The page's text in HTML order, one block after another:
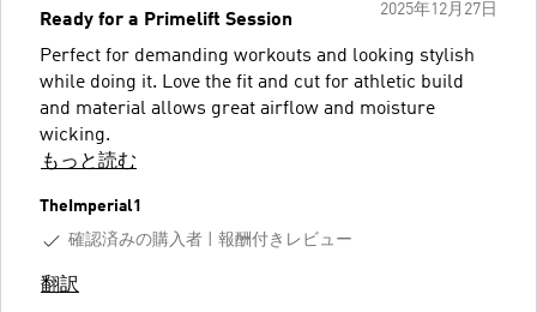
2025年12月27日
Ready for a Primelift Session
Perfect for demanding workouts and looking stylish
while doing it. Love the fit and cut for athletic build
and material allows great airflow and moisture
wicking.
もっと読む
TheImperial1
確認済みの購入者
報酬付きレビュー
翻訳